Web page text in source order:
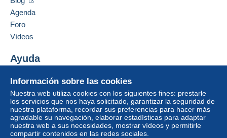
Un pago que no pase por
vendedor al comprador. Una compra no pagada
comprador.
cláusulas relativas al pago, estas se considerarán
nulas. Las condiciones de pago de la página web
Delcampe, tal y como se definen en las
condiciones de uso, son las únicas aplicables.
Las compras deben pagarse en un plazo de14
Añadir ese vendedor a los favoritos
Ocultar los objetos de este vendedor
Información sobre las cookies
Nuestra web utiliza cookies con los siguientes fines: prestarle
los servicios que nos haya solicitado, garantizar la seguridad de
nuestra plataforma, recordar sus preferencias para hacer más
agradable su navegación, elaborar estadísticas para adaptar
nuestra web a sus necesidades, mostrar vídeos y permitirle
compartir contenidos en las redes sociales.
Agenda
Foro
Vídeos
Ayuda
Comprar en Delcampe
Vender en Delcampe
Una página securizada